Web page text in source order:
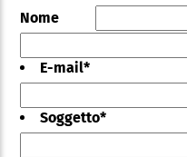
Nome
E-mail*
Soggetto*